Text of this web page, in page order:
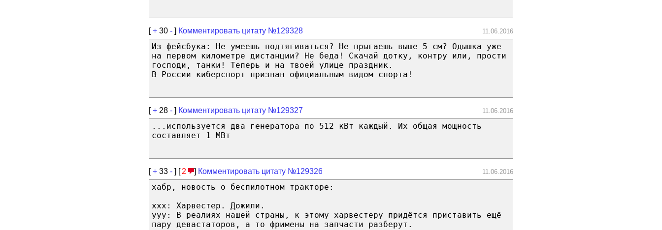
[+ 30 - ] Комментировать цитату №129328 11.06.2016
Из фейсбука: Не умеешь подтягиваться? Не прыгаешь выше 5 см? Одышка уже
на первом километре дистанции? Не беда! Скачай дотку, контру или, прости
господи, танки! Теперь и на твоей улице праздник.
В России киберспорт признан официальным видом спорта!
[+ 28 - ] Комментировать цитату №129327 11.06.2016
...используется два генератора по 512 кВт каждый. Их общая мощность
составляет 1 МВт
[+ 33 - ] [ 2 ] Комментировать цитату №129326 11.06.2016
хабр, новость о беспилотном тракторе:
xxx: Харвестер. Дожили.
yyy: В реалиях нашей страны, к этому харвестеру придётся приставить ещё
пару девастаторов, а то фримены на запчасти разберут.